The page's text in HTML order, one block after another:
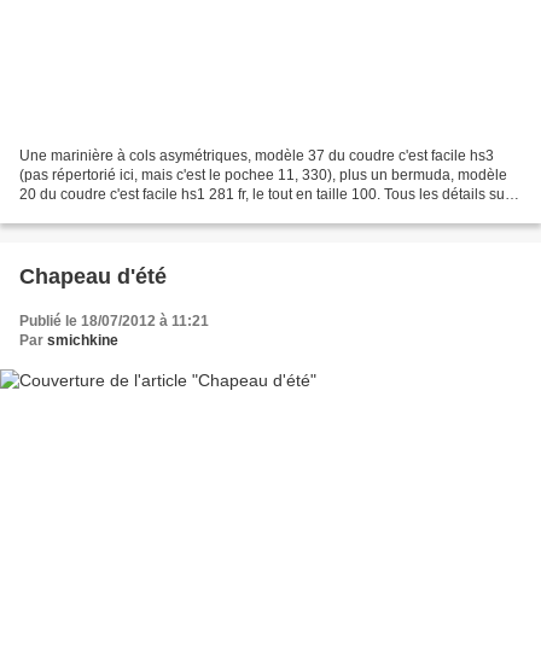
Une marinière à cols asymétriques, modèle 37 du coudre c'est facile hs3
(pas répertorié ici, mais c'est le pochee 11, 330), plus un bermuda, modèle
20 du coudre c'est facile hs1 281 fr, le tout en taille 100. Tous les détails sur
Chapeau d'été
Publié le 18/07/2012 à 11:21
Par smichkine